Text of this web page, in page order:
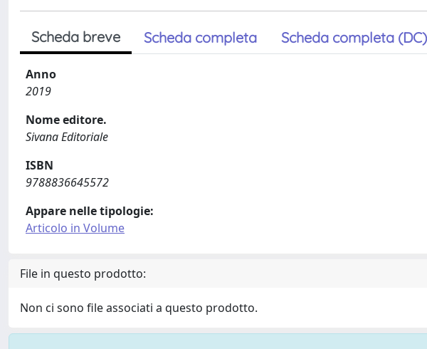
Scheda breve Scheda completa Scheda completa (DC)
Anno
2019
Nome editore.
Sivana Editoriale
ISBN
9788836645572
Appare nelle tipologie:
Articolo in Volume
File in questo prodotto:
Non ci sono file associati a questo prodotto.